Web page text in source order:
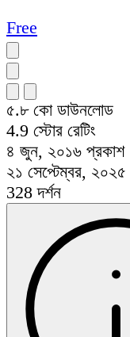
Free
৫.৮ কো ডাউনলোড
4.9 স্টোর রেটিং
৪ জুন, ২০১৬ প্রকাশ
২১ সেপ্টেম্বর, ২০২৫
328 দর্শন